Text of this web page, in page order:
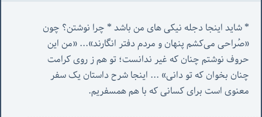
«صُراحی می‌کشم پنهان‌ و مردم‌ دفتر انگارند»... «
چنان بخوان که تو دانی» ...
معنوی است برای کسانی که با هم همسفریم.